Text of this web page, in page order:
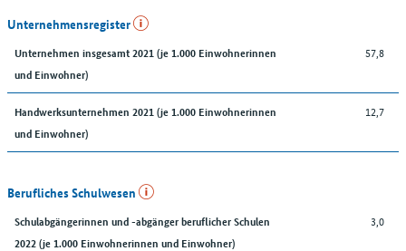
Unternehmensregister
Unternehmen insgesamt 2021 (je 1.000 Einwohnerinnen
und Einwohner)
57,8
Handwerksunternehmen 2021 (je 1.000 Einwohnerinnen
und Einwohner)
12,7
Berufliches Schulwesen
Schulabgängerinnen und -abgänger beruflicher Schulen
2022 (je 1.000 Einwohnerinnen und Einwohner)
3,0